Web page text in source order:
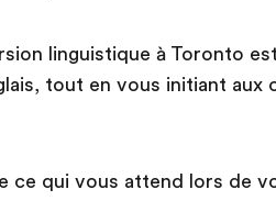
linguistique à Toronto
tout en vous initiant aux
ce qui vous attend lors de